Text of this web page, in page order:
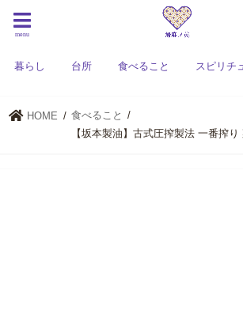
menu
暮らし 台所 食べること スピリチ
HOME
食べること
【坂本製油】古式圧搾製法 一番搾